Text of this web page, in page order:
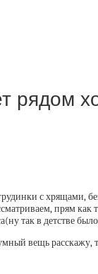
рядом
с хрящами,
прям
так в детстве